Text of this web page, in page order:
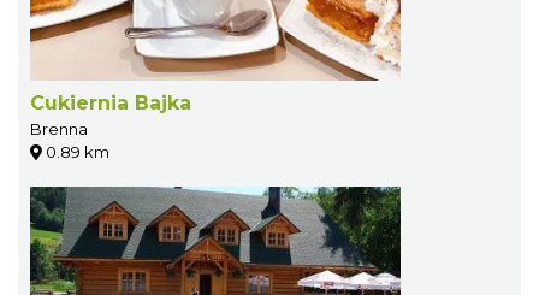
Cukiernia Bajka
Brenna
0.89 km